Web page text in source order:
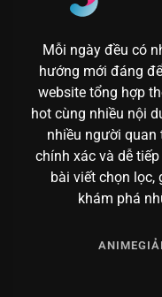
Mỗi ngày đều có
hướng mới đáng
website tổng hợp
hot cùng nhiều nội
nhiều người quan
chính xác và dễ
bài viết chọn
khám phá
ANIME